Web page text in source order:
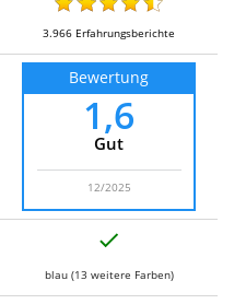
3.966 Erfahrungsberichte
Bewertung
1,6
Gut
12/2025
blau (13 weitere Farben)